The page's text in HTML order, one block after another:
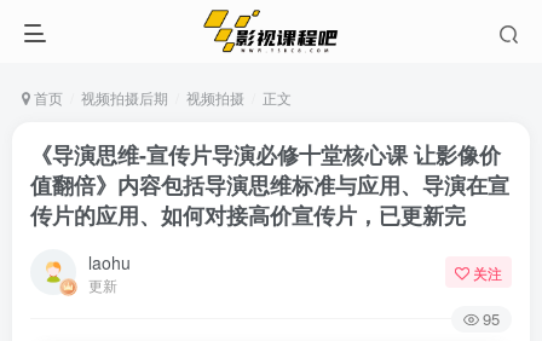
首页 视频拍摄后期 视频拍摄 正文
《导演思维-宣传片导演必修十堂核心课 让影像价
值翻倍》内容包括导演思维标准与应用、导演在宣
传片的应用、如何对接高价宣传片，已更新完
laohu
更新
关注
95